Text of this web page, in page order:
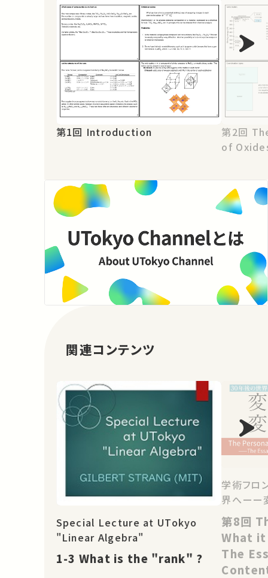
第1回 Introduction
第2回 The Electronic Structure
of
関連コンテンツ
Special Lecture at UTokyo
"Linear Algebra"
1-3 What is the "rank" ?
学術フロ
界へーー
第8回 The Personal Voice in
What it
The